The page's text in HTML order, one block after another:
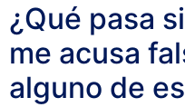
¿Qué pasa
me acusa
alguno de